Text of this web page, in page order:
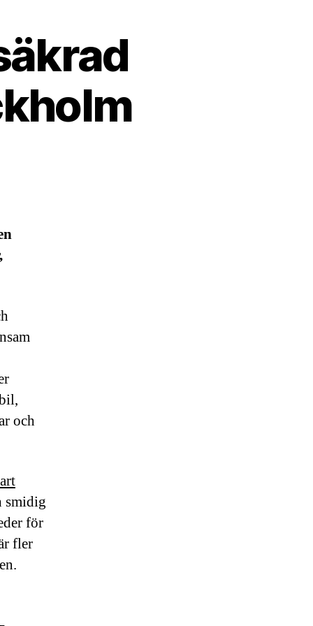
och
smidig
för
fler